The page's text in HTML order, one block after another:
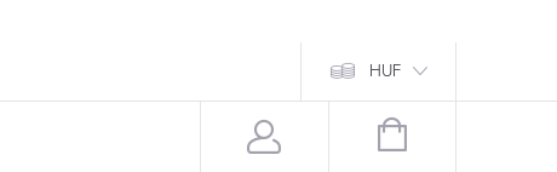
HUF
KOSÁR